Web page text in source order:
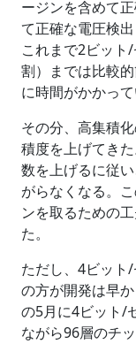
ージンを含めて
て正確な電圧検
これまで2ビット
割）までは比較
に時間がかかって
その分、高集積
積度を上げてき
数を上げるに従
がらなくなる。
ンを取るための
た。
ただし、4ビッ
の方が開発は早
の5月に4ビット/
ながら96層のチ